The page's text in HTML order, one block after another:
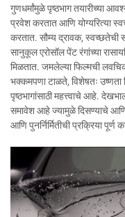
गुणधर्मांमुळे पृष्ठभाग तयारीच्या
प्रवेश करतात आणि योग्यरित्या
करतात. सौम्य द्रावक, स्वच्छतेची
सानुकूल एरोसॉल पेंट रंगांच्या
मिळतात. जमलेल्या फिल्मची
भक्कमपणा टाळते, विशेषतः
पृष्ठभागांसाठी महत्त्वाचे आहे.
समावेश आहे ज्यामुळे दिसण्याचे
आणि पुनर्निर्मितीची प्रक्रिया